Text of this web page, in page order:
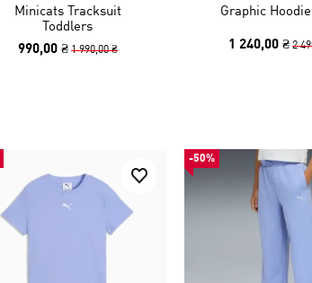
Minicats Tracksuit
Toddlers
990,00 ₴ 1 990,00 ₴
Graphic
1 240,00 ₴ 2
-50%